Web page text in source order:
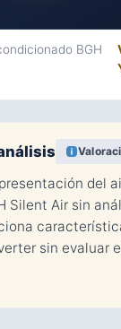
BGH
del
Silent Air sin
sin evaluar